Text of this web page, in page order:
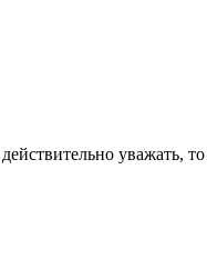
уважать,